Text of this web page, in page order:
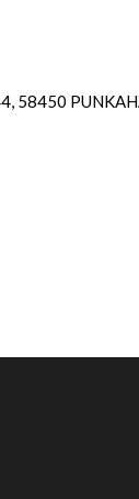
58450